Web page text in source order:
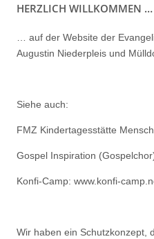
HERZLICH WILLKOMMEN …
… auf der Website der
Augustin Niederpleis und
Siehe auch:
FMZ Kindertagesstätte
Gospel Inspiration
Konfi-Camp: www.konfi-
Wir haben ein Schutzkonzept,